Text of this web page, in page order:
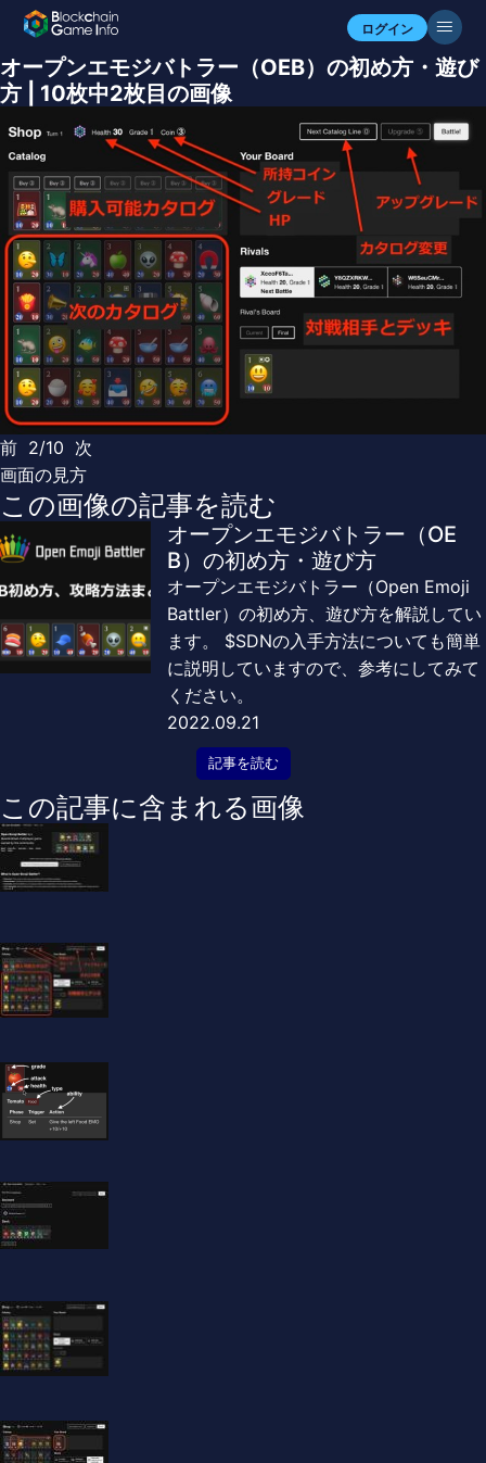
ログイン
オープンエモジバトラー（OEB）の初め方・遊び
方 | 10枚中2枚目の画像
前 2/10 次
画面の見方
この画像の記事を読む
オープンエモジバトラー（OE
B）の初め方・遊び方
オープンエモジバトラー（Open Emoji
Battler）の初め方、遊び方を解説してい
ます。 $SDNの入手方法についても簡単
に説明していますので、参考にしてみて
ください。
2022.09.21
記事を読む
この記事に含まれる画像